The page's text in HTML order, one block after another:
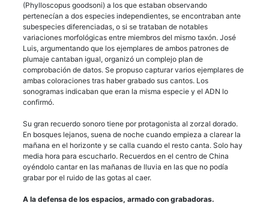
(Phylloscopus goodsoni) a los que estaban observando
pertenecían a dos especies independientes, se encontraban ante
subespecies diferenciadas, o si se trataban de notables
variaciones morfológicas entre miembros del mismo taxón. José
Luis, argumentando que los ejemplares de ambos patrones de
plumaje cantaban igual, organizó un complejo plan de
comprobación de datos. Se propuso capturar varios ejemplares de
ambas coloraciones tras haber grabado sus cantos. Los
sonogramas indicaban que eran la misma especie y el ADN lo
confirmó.
Su gran recuerdo sonoro tiene por protagonista al zorzal dorado.
En bosques lejanos, suena de noche cuando empieza a clarear la
mañana en el horizonte y se calla cuando el resto canta. Solo hay
media hora para escucharlo. Recuerdos en el centro de China
oyéndolo cantar en las mañanas de lluvia en las que no podía
grabar por el ruido de las gotas al caer.
A la defensa de los espacios, armado con grabadoras.